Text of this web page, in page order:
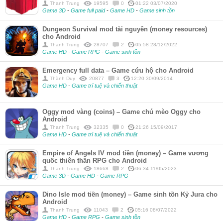
Thanh Trung 19595 0 01:22 03/07/2020
Game 3D - Game full paid- Game HD - Game sinh tồn
Dungeon Survival mod tài nguyên (money resources)
cho Android
Thanh Trung 28707 2 05:58 28/12/2022
Game HD - Game RPG - Game sinh tồn
Emergency full data – Game cứu hộ cho Android
Thành Duy 20877 3 12:20 30/09/2014
Game HD - Game trí tuệ và chiến thuật
Oggy mod vàng (coins) – Game chú mèo Oggy cho
Android
Thanh Trung 32335 0 21:26 15/09/2017
Game HD - Game trí tuệ và chiến thuật
Empire of Angels IV mod tiền (money) – Game vương
quốc thiên thần RPG cho Android
Thanh Trung 18668 2 06:34 11/05/2023
Game 3D - Game HD - Game RPG
Dino Isle mod tiền (money) – Game sinh tồn Kỷ Jura cho
Android
Thanh Trung 11043 2 05:16 08/07/2022
Game HD - Game RPG - Game sinh tồn